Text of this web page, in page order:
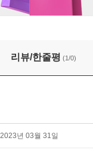
리뷰/한줄평 (1/0)
2023년 03월 31일